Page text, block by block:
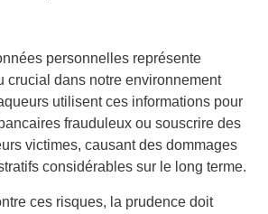
personnelles représente
crucial dans notre environnement
utilisent ces informations pour
frauduleux ou souscrire des
victimes, causant des dommages
considérables sur le long terme.
ces risques, la prudence doit